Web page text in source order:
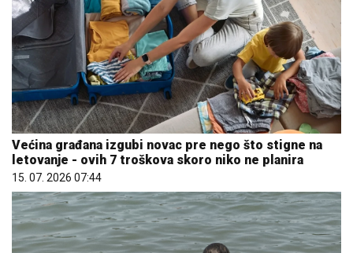
Većina građana izgubi novac pre nego što stigne na
letovanje - ovih 7 troškova skoro niko ne planira
15. 07. 2026 07:44